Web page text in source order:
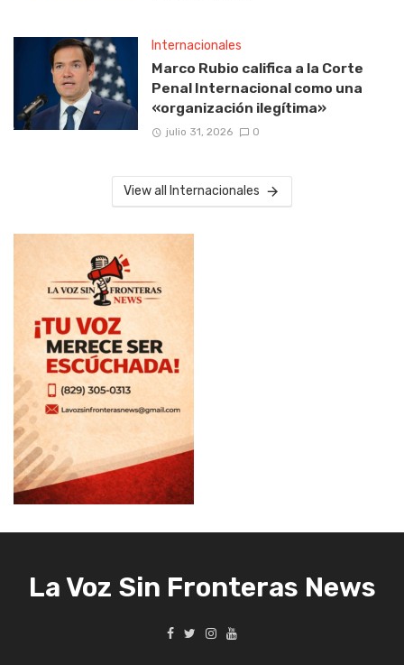
Internacionales
Marco Rubio califica a la Corte
Penal Internacional como una
«organización ilegítima»
julio 31, 2026 0
View all Internacionales
La Voz Sin Fronteras News